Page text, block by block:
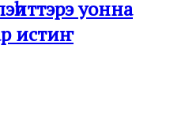
уонна
истиҥ